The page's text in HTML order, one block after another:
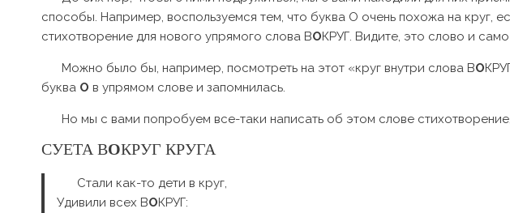
способы. Например, воспользуемся тем, что буква О очень похожа на круг,
стихотворение для нового упрямого слова ВОКРУГ. Видите, это слово и
Можно было бы, например, посмотреть на этот «круг внутри слова ВО
буква О в упрямом слове и запомнилась.
Но мы с вами попробуем все-таки написать об этом слове
СУЕТА ВОКРУГ КРУГА
Стали как-то дети в круг,
Удивили всех ВОКРУГ: